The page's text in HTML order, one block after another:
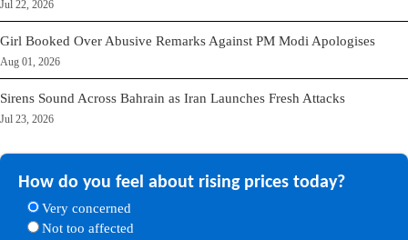
Jul 22, 2026
Girl Booked Over Abusive Remarks Against PM Modi Apologises
Aug 01, 2026
Sirens Sound Across Bahrain as Iran Launches Fresh Attacks
Jul 23, 2026
How do you feel about rising prices today?
Very concerned
Not too affected